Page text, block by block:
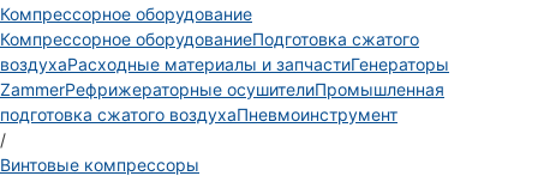
Компрессорное оборудование
Компрессорное оборудованиеПодготовка сжатого
воздухаРасходные материалы и запчастиГенераторы
ZammerРефрижераторные осушителиПромышленная
подготовка сжатого воздухаПневмоинструмент
/
Винтовые компрессоры